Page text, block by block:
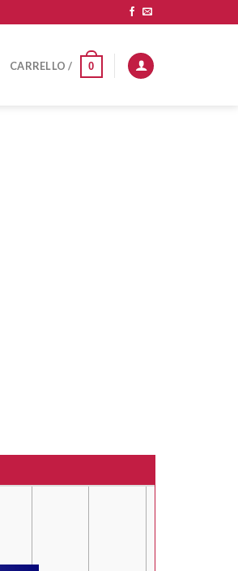
CARRELLO / 0